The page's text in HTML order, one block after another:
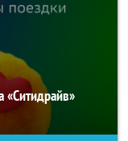
«Ситидрайв»